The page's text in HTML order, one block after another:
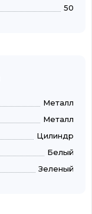
50
Металл
Металл
Цилиндр
Белый
Зеленый